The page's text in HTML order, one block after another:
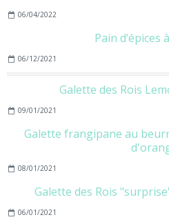
06/04/2022
Pain d’épices
06/12/2021
Galette des Rois
09/01/2021
Galette frangipane au
08/01/2021
Galette des Rois
06/01/2021